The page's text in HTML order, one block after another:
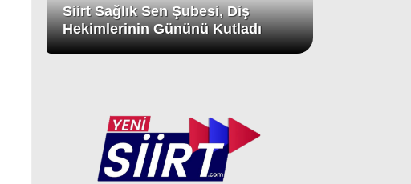
Siirt Sağlık Sen Şubesi, Diş
Hekimlerinin Gününü Kutladı